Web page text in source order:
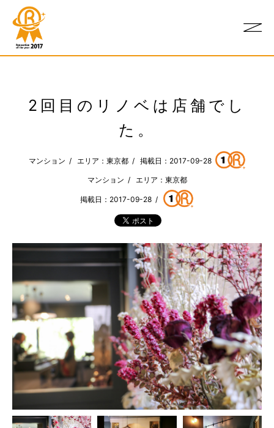
2回目のリノベは店舗でし
た。
マンション / エリア：東京都 / 掲載日：2017-09-28
マンション / エリア：東京都
掲載日：2017-09-28 /